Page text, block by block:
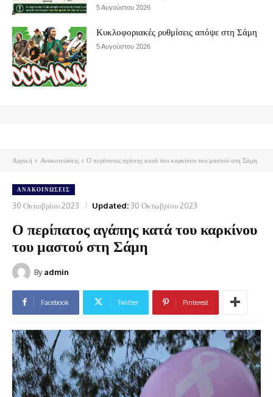
5 Αυγούστου 2026
Κυκλοφοριακές ρυθμίσεις απόψε στη Σάμη
5 Αυγούστου 2026